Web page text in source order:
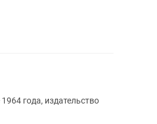
года, издательство